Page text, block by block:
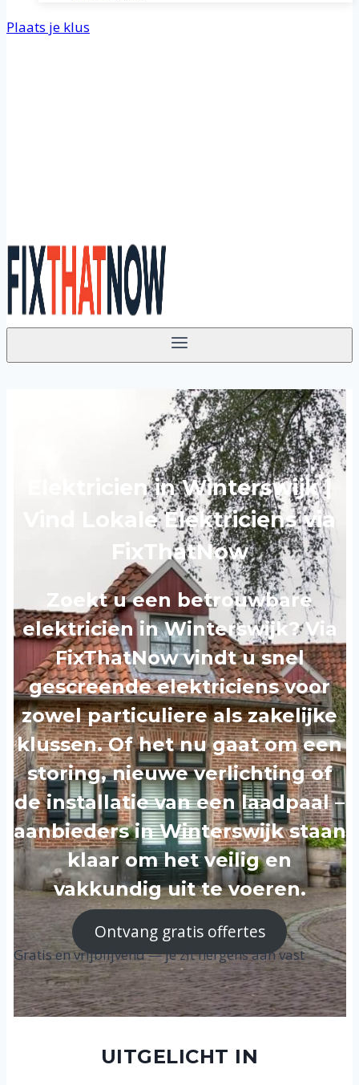
Plaats je klus
Elektricien in Winterswijk |
Vind Lokale Elektriciens via
FixThatNow
Zoekt u een betrouwbare
elektricien in Winterswijk? Via
FixThatNow vindt u snel
gescreende elektriciens voor
zowel particuliere als zakelijke
klussen. Of het nu gaat om een
storing, nieuwe verlichting of
de installatie van een laadpaal –
aanbieders in Winterswijk staan
klaar om het veilig en
vakkundig uit te voeren.
Ontvang gratis offertes
Gratis en vrijblijvend — je zit nergens aan vast
UITGELICHT IN